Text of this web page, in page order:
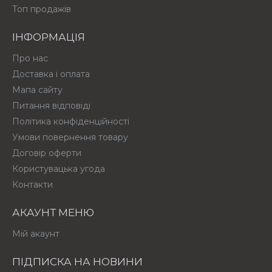
Топ продажів
ІНФОРМАЦІЯ
Про нас
Доставка і оплата
Мапа сайту
Питання відповіді
Політика конфіденційності
Умови повернення товару
Договір оферти
Користувацька угода
Контакти
АКАУНТ МЕНЮ
Мій акаунт
ПІДПИСКА НА НОВИНИ